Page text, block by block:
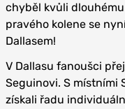
chyběl kvůli
pravého kolene se
Dallasem!
V Dallasu fanoušci
Seguinovi. S místními
získali řadu